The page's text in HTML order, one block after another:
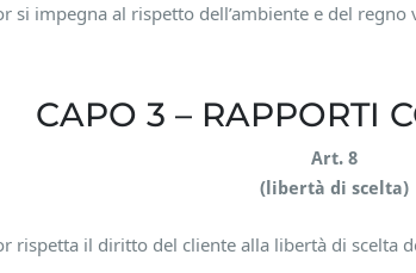
si impegna al rispetto dell’ambiente e del regno
CAPO 3 – RAPPORTI
Art. 8
(libertà di scelta)
rispetta il diritto del cliente alla libertà di scelta